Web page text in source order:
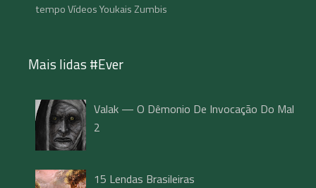
tempoVídeosYoukais Zumbis
Mais lidas #Ever
Valak — O Dêmonio De Invocação Do Mal
2
15 Lendas Brasileiras